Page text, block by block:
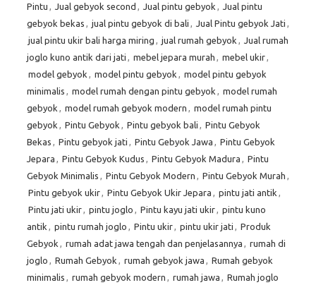
Pintu , Jual gebyok second , Jual pintu gebyok , Jual pintu
gebyok bekas , jual pintu gebyok di bali , Jual Pintu gebyok Jati ,
jual pintu ukir bali harga miring , jual rumah gebyok , Jual rumah
joglo kuno antik dari jati , mebel jepara murah , mebel ukir,
model gebyok , model pintu gebyok , model pintu gebyok
minimalis , model rumah dengan pintu gebyok , model rumah
gebyok , model rumah gebyok modern , model rumah pintu
gebyok , Pintu Gebyok , Pintu gebyok bali , Pintu Gebyok
Bekas , Pintu gebyok jati , Pintu Gebyok Jawa , Pintu Gebyok
Jepara , Pintu Gebyok Kudus , Pintu Gebyok Madura , Pintu
Gebyok Minimalis , Pintu Gebyok Modern , Pintu Gebyok Murah ,
Pintu gebyok ukir, Pintu Gebyok Ukir Jepara , pintu jati antik ,
Pintu jati ukir, pintu joglo , Pintu kayu jati ukir, pintu kuno
antik , pintu rumah joglo , Pintu ukir, pintu ukir jati , Produk
Gebyok , rumah adat jawa tengah dan penjelasannya , rumah di
joglo , Rumah Gebyok , rumah gebyok jawa , Rumah gebyok
minimalis , rumah gebyok modern , rumah jawa , Rumah joglo